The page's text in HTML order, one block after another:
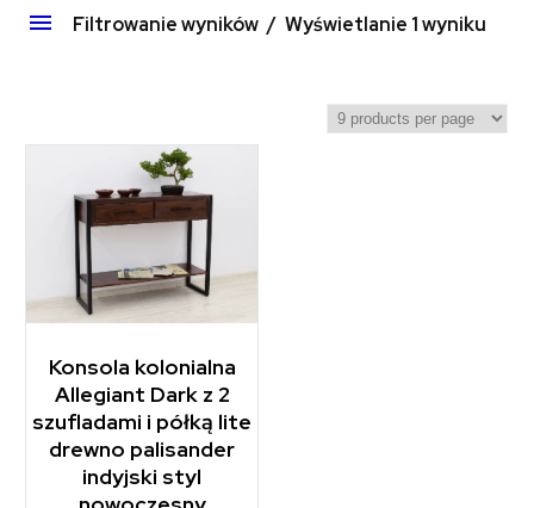
Filtrowanie wyników Wyświetlanie 1 wyniku
Konsola kolonialna
Allegiant Dark z 2
szufladami i półką lite
drewno palisander
indyjski styl